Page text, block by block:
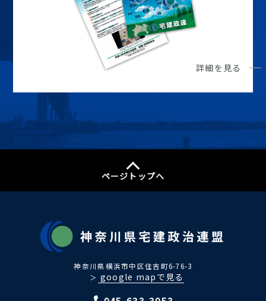
詳細を見る
ページトップへ
神奈川県横浜市中区住吉町6-76-3
＞ google mapで見る